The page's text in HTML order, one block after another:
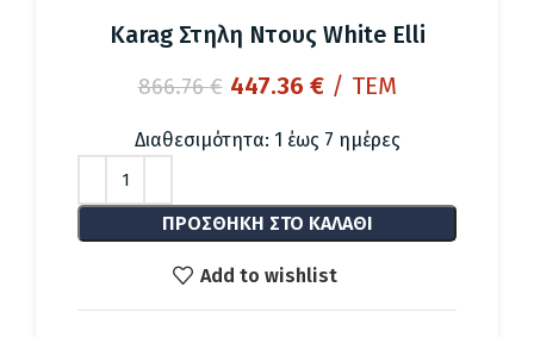
Karag Στηλη Ντους White Elli
866.76€ Original
was:
447.36 €Η
τιμή
447.36 €.
/ ΤΕΜ
Διαθεσιμότητα: 1 έως 7 ημέρες
ΠΡΟΣΘΉΚΗ ΣΤΟ ΚΑΛΆΘΙ
Add to wishlist